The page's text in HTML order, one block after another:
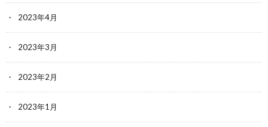
2023年4月
2023年3月
2023年2月
2023年1月